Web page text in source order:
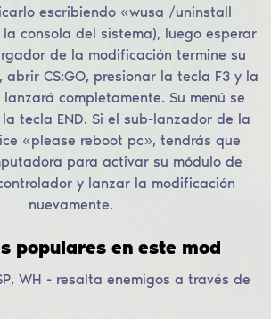
escribiendo «wusa /uninstall
consola del sistema), luego esperar
de la modificación termine su
abrir CS:GO, presionar la tecla F3 y la
completamente. Su menú se
tecla END. Si el sub-lanzador de la
«please reboot pc», tendrás que
para activar su módulo de
y lanzar la modificación
nuevamente.
populares en este mod
WH - resalta enemigos a través de